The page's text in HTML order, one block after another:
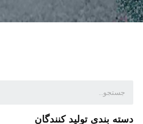
دسته بندی تولید کنندگان